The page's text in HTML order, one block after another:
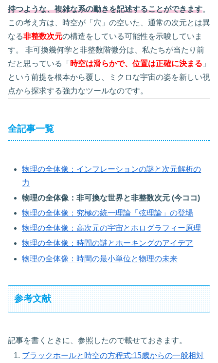
持つような、複雑な系の動きを記述することができます。
この考え方は、時空が「穴」の空いた、通常の次元とは異
なる非整数次元の構造をしている可能性を示唆していま
す。 非可換幾何学と非整数階微分は、私たちが当たり前
だと思っている「 時空は滑らかで、位置は正確に決まる 」
という前提を根本から覆し、ミクロな宇宙の姿を新しい視
点から探求する強力なツールなのです。
全記事一覧
物理の全体像：インフレーションの謎と次元解析の
力
物理の全体像：非可換な世界と非整数次元 (今ココ)
物理の全体像：究極の統一理論「弦理論」の登場
物理の全体像：高次元の宇宙とホログラフィー原理
物理の全体像：時間の謎とホーキングのアイデア
物理の全体像：時間の最小単位と物理の未来
参考文献
記事を書くときに、参照したので載せておきます。
ブラックホールと時空の方程式:15歳からの一般相対